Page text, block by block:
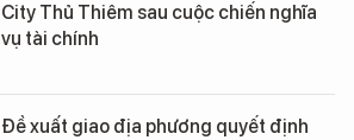
City Thủ Thiêm sau cuộc chiến nghĩa
vụ tài chính
Đề xuất giao địa phương quyết định